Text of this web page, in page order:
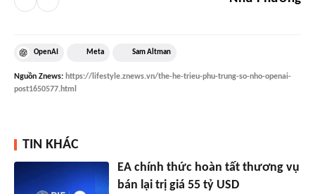
OpenAI Meta Sam Altman
Nguồn Znews: https://lifestyle.znews.vn/the-he-trieu-phu-trung-so-nho-openai-
post1650577.html
TIN KHÁC
EA chính thức hoàn tất thương vụ
bán lại trị giá 55 tỷ USD